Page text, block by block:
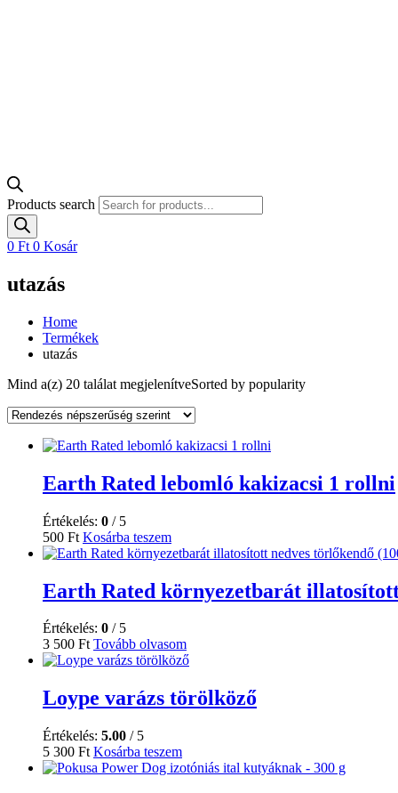
Products search
0 Ft 0 Kosár
utazás
Home
Termékek
utazás
Mind a(z) 20 találat megjelenítveSorted by popularity
Earth Rated lebomló kakizacsi 1 rollni
Értékelés: 0 / 5
500 Ft Kosárba teszem
Earth Rated környezetbarát
Értékelés: 0 / 5
3 500 Ft Tovább olvasom
Loype varázs törölköző
Értékelés: 5.00 / 5
5 300 Ft Kosárba teszem